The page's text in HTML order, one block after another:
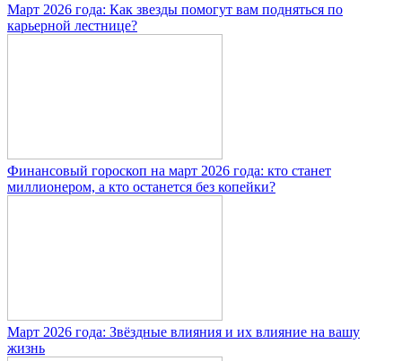
Март 2026 года: Как звезды помогут вам подняться по
карьерной лестнице?
Финансовый гороскоп на март 2026 года: кто станет
миллионером, а кто останется без копейки?
Март 2026 года: Звёздные влияния и их влияние на вашу
жизнь